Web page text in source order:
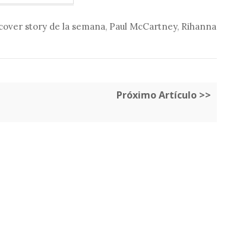
story de la semana, Paul McCartney, Rihanna
Próximo Artículo >>